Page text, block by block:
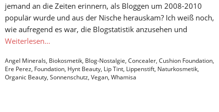
jemand an die Zeiten erinnern, als Bloggen um 2008-2010
populär wurde und aus der Nische herauskam? Ich weiß noch,
wie aufregend es war, die Blogstatistik anzusehen und
Weiterlesen…
Angel Minerals, Biokosmetik, Blog-Nostalgie, Concealer, Cushion Foundation,
Ere Perez, Foundation, Hynt Beauty, Lip Tint, Lippenstift, Naturkosmetik,
Organic Beauty, Sonnenschutz, Vegan, Whamisa